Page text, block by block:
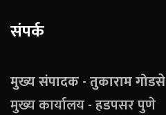
संपर्क
मुख्य संपादक - तुकाराम गोडसे
मुख्य कार्यालय - हडपसर पुणे